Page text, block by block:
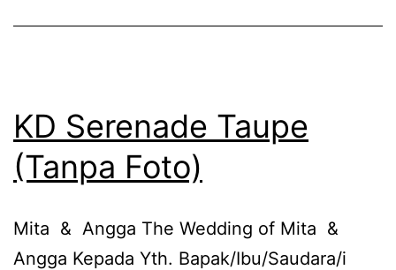
KD Serenade Taupe
(Tanpa Foto)
Mita & Angga The Wedding of Mita &
Angga Kepada Yth. Bapak/Ibu/Saudara/i